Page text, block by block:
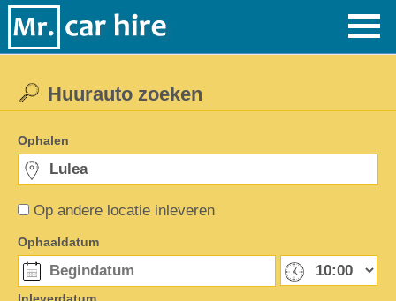
Op andere locatie inleveren
Huurauto zoeken
Ophalen
Ophaaldatum